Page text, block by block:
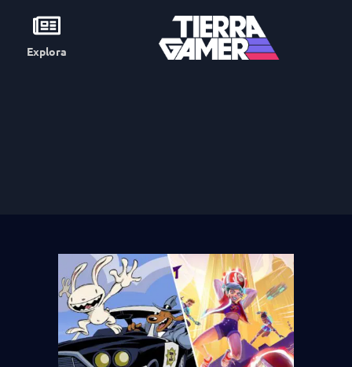
Explora